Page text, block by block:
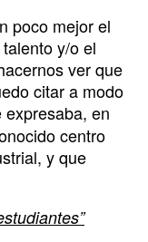
poco mejor el
y/o el
ver que
citar a modo
expresaba, en
centro
y que